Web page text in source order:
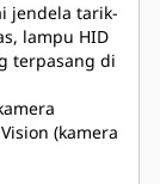
jendela tarik-
lampu HID
terpasang di
(kamera